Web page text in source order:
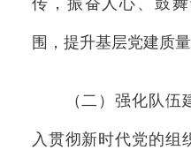
围，提升基层党建质量
（二）强化队伍建
入贯彻新时代党的组